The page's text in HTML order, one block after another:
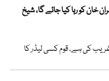
خان کو رہا کیا جائے گا، شیخ
کی ہے، قوم کسی لیڈر کا